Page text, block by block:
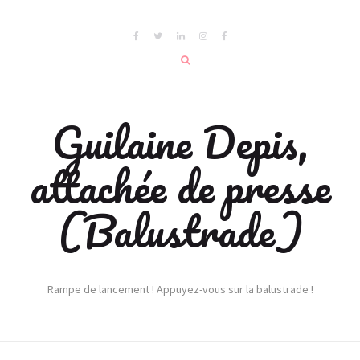
Guilaine Depis,
attachée de presse
(Balustrade)
Rampe de lancement ! Appuyez-vous sur la balustrade !